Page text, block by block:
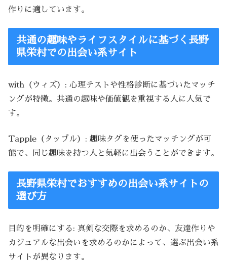
作りに適しています。
共通の趣味やライフスタイルに基づく長野
県栄村での出会い系サイト
with（ウィズ）: 心理テストや性格診断に基づいたマッチ
ングが特徴。共通の趣味や価値観を重視する人に人気で
す。
Tapple（タップル）: 趣味タグを使ったマッチングが可
能で、同じ趣味を持つ人と気軽に出会うことができます。
長野県栄村でおすすめの出会い系サイトの
選び方
目的を明確にする: 真剣な交際を求めるのか、友達作りや
カジュアルな出会いを求めるのかによって、選ぶ出会い系
サイトが異なります。